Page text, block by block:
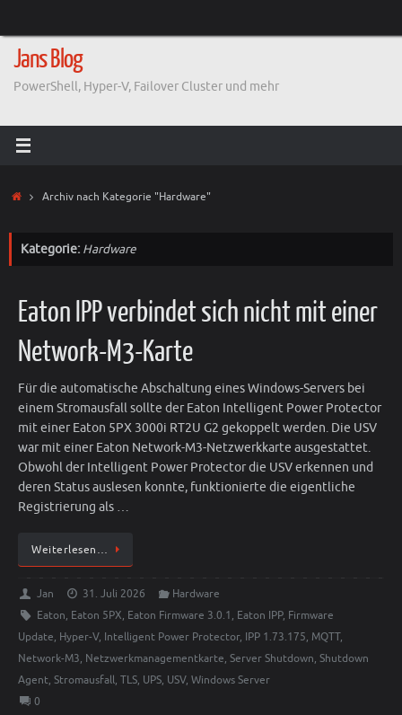
springen
Jans Blog
PowerShell, Hyper-V, Failover Cluster und mehr
StartArchiv nach Kategorie "Hardware"
Kategorie: Hardware
Eaton IPP verbindet sich nicht mit einer
Network-M3-Karte
Für die automatische Abschaltung eines Windows-Servers bei
einem Stromausfall sollte der Eaton Intelligent Power Protector
mit einer Eaton 5PX 3000i RT2U G2 gekoppelt werden. Die USV
war mit einer Eaton Network-M3-Netzwerkkarte ausgestattet.
Obwohl der Intelligent Power Protector die USV erkennen und
deren Status auslesen konnte, funktionierte die eigentliche
Registrierung als …
Weiterlesen…
Jan 31. Juli 2026
Hardware
Eaton, Eaton 5PX, Eaton Firmware 3.0.1, Eaton IPP, Firmware
Update, Hyper-V, Intelligent Power Protector, IPP 1.73.175, MQTT,
Network-M3, Netzwerkmanagementkarte, Server Shutdown, Shutdown
Agent, Stromausfall, TLS, UPS, USV, Windows Server
0